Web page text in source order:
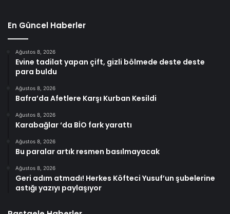
En Güncel Haberler
Ağustos 8, 2026
Evine tadilat yapan çift, gizli bölmede deste deste
para buldu
Ağustos 8, 2026
Bafra’da Afetlere Karşı Kurban Kesildi
Ağustos 8, 2026
Karabağlar ‘da BİO fark yarattı
Ağustos 8, 2026
Bu paralar artık resmen basılmayacak
Ağustos 8, 2026
Geri adım atmadı! Herkes Köfteci Yusuf’un şubelerine
astığı yazıyı paylaşıyor